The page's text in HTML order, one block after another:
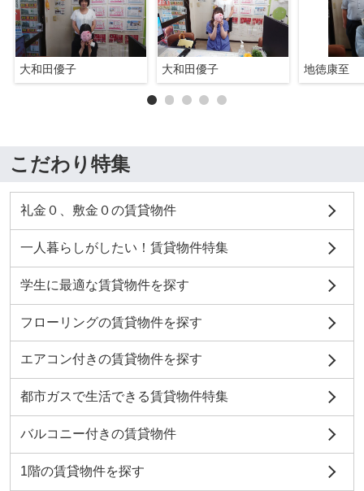
大和田優子 大和田優子 地徳康至
こだわり特集
礼金０、敷金０の賃貸物件
一人暮らしがしたい！賃貸物件特集
学生に最適な賃貸物件を探す
フローリングの賃貸物件を探す
エアコン付きの賃貸物件を探す
都市ガスで生活できる賃貸物件特集
バルコニー付きの賃貸物件
1階の賃貸物件を探す